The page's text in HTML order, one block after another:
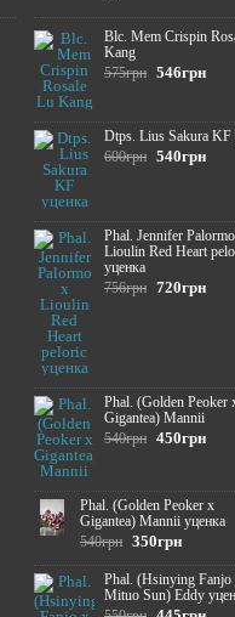
Blc. Mem Crispin
Kang
575грн 546грн
Dtps. Lius Sakura KF
600грн 540грн
Phal. Jennifer
Lioulin Red Heart
уценка
756грн 720грн
Phal. (Golden Peoker
Gigantea) Mannii
540грн 450грн
Phal. (Golden Peoker x
Gigantea) Mannii уценка
540грн 350грн
Phal. (Hsinying Fanjo
Mituo Sun) Eddy